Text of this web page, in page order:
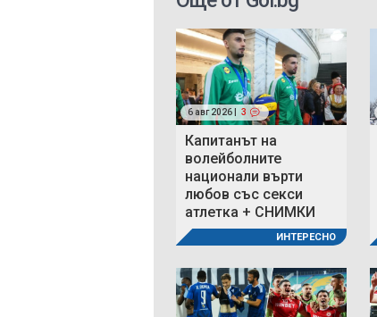
6 авг 2026 | 3
Капитанът на
волейболните
национали върти
любов със секси
атлетка + СНИМКИ
ИНТЕРЕСНО